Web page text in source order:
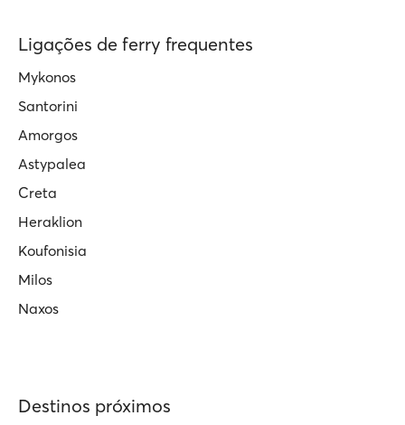
Ligações de ferry frequentes
Mykonos
Santorini
Amorgos
Astypalea
Creta
Heraklion
Koufonisia
Milos
Naxos
Destinos próximos